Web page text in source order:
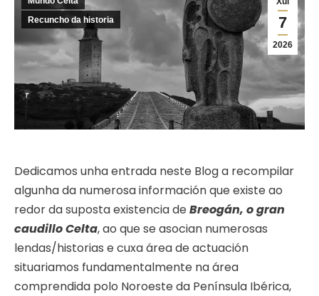
7
2026
Recuncho da historia
Dedicamos unha entrada neste Blog a recompilar
algunha da numerosa información que existe ao
redor da suposta existencia deBreogán, o gran
caudillo Celta, ao que se asocian numerosas
lendas/historias e cuxa área de actuación
situariamos fundamentalmente na área
comprendida polo Noroeste da Península Ibérica,